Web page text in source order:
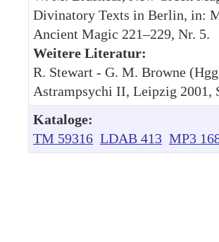
Divinatory Texts in Berlin, in:
Ancient Magic 221–229, Nr. 5.
Weitere Literatur:
R. Stewart - G. M. Browne
Astrampsychi II, Leipzig 2001,
Kataloge:
TM 59316 LDAB 413 MP3